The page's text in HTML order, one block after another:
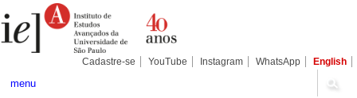
para
conteúdo.
Pessoais
Cadastre-se YouTube Instagram WhatsApp English
menu